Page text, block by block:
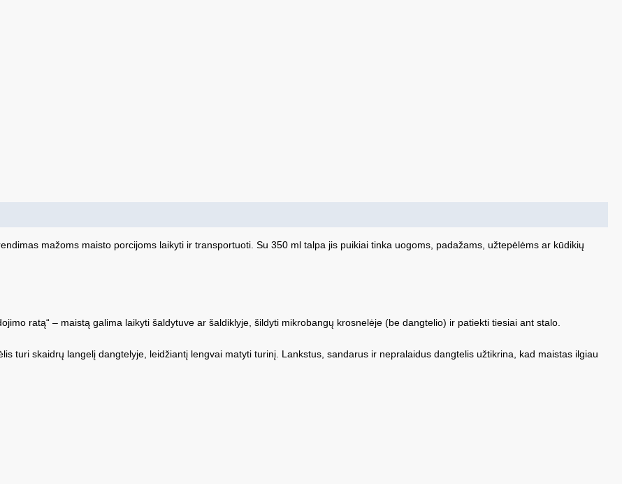
mažoms maisto porcijoms laikyti ir transportuoti. Su 350 ml talpa jis puikiai tinka uogoms, padažams, užtepėlėms ar kūdikių
ratą“ – maistą galima laikyti šaldytuve ar šaldiklyje, šildyti mikrobangų krosnelėje (be dangtelio) ir patiekti tiesiai ant stalo.
turi skaidrų langelį dangtelyje, leidžiantį lengvai matyti turinį. Lankstus, sandarus ir nepralaidus dangtelis užtikrina, kad maistas ilgiau